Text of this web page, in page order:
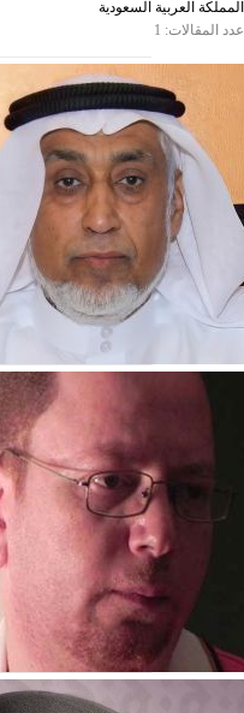
المملكة العربية السعودية
عدد المقالات: 1